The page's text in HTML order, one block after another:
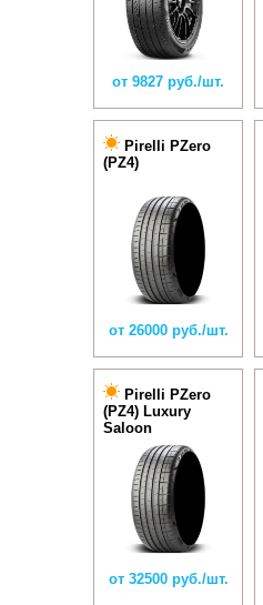
от 9827 руб./шт.
Pirelli PZero
(PZ4)
от 26000 руб./шт.
Pirelli PZero
(PZ4) Luxury
Saloon
от 32500 руб./шт.